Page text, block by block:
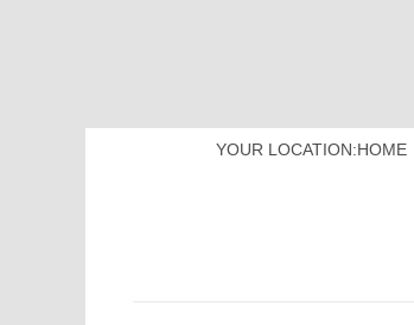
YOUR LOCATION:HOME